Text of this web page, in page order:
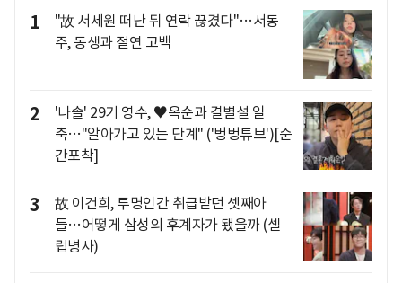
1
"故 서세원 떠난 뒤 연락 끊겼다"…서동
주, 동생과 절연 고백
2
'나솔' 29기 영수, ♥옥순과 결별설 일
축…"알아가고 있는 단계" ('벙벙튜브')[순
간포착]
3
故 이건희, 투명인간 취급받던 셋째아
들…어떻게 삼성의 후계자가 됐을까 (셀
럽병사)